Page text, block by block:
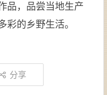
品，品尝当地生产
彩的乡野生活。
分享